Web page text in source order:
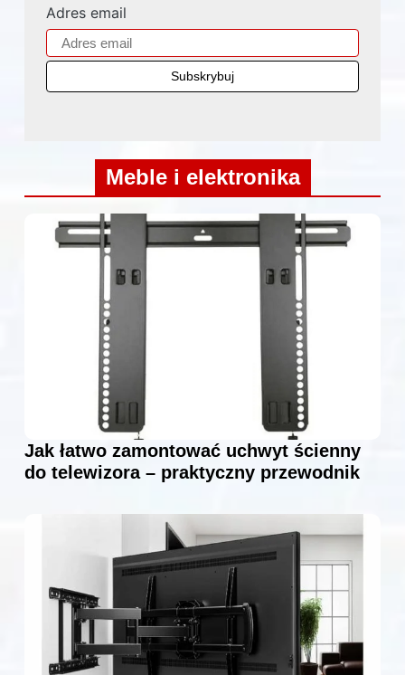
Adres email
Meble i elektronika
Jak łatwo zamontować uchwyt ścienny
do telewizora – praktyczny przewodnik